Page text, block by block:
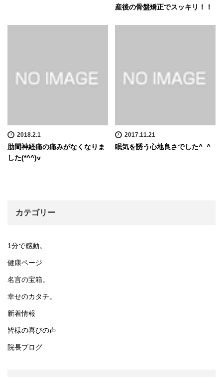
産後の骨盤矯正でスッキリ！！
2018.2.1
肋間神経痛の痛みがなくなりま
した(*^^)v
2017.11.21
眠気を誘う心地良さでした^_^
カテゴリー
1分で感動。
健康ページ
名言の宝箱。
幸せのカタチ。
新着情報
皆様の喜びの声
院長ブログ